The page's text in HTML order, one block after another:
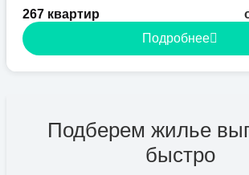
267 квартир
Подробнее
Подберем жилье
быстро